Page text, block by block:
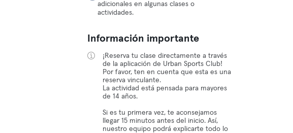
adicionales en algunas clases o
actividades.
Información importante
¡Reserva tu clase directamente a través
de la aplicación de Urban Sports Club!
Por favor, ten en cuenta que esta es una
reserva vinculante.
La actividad está pensada para mayores
de 14 años.
Si es tu primera vez, te aconsejamos
llegar 15 minutos antes del inicio. Así,
nuestro equipo podrá explicarte todo lo